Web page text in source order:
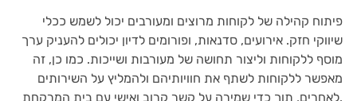
פיתוח קהילה של לקוחות מרוצים ומעורבים יכול לשמש ככלי
שיווקי חזק. אירועים, סדנאות, ופורומים לדיון יכולים להעניק ערך
מוסף ללקוחות וליצור תחושה של מעורבות ושייכות. כמו כן, זה
מאפשר ללקוחות לשתף את חוויותיהם ולהמליץ על השירותים
לאחרים, תוך כדי שמירה על קשר קרוב ואישי עם בית המרקחת.